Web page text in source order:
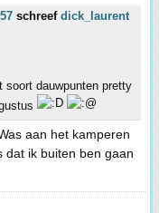
schreef dick_laurent
soort dauwpunten pretty
aan het kamperen
dat ik buiten ben gaan